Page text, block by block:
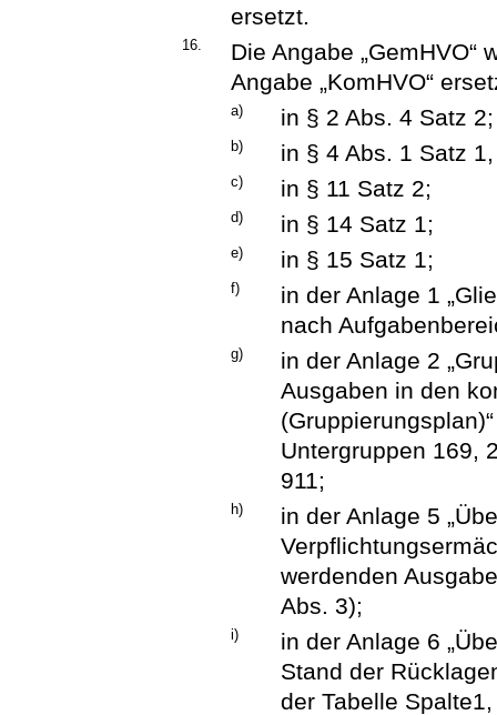
ersetzt.
16.
Die Angabe
Angabe „KomHVO“
a) in § 2 Abs. 4 Satz 2;
b) in § 4 Abs. 1 Satz
c) in § 11 Satz 2;
d) in § 14 Satz 1;
e) in § 15 Satz 1;
f)
in der Anlage 1
nach
g)
in der Anlage 2
Ausgaben in den
Untergruppen 169,
911;
h)
in der Anlage 5
werdenden
Abs. 3);
i)
in der Anlage 6
Stand der
der Tabelle